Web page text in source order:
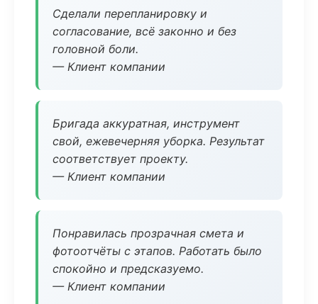
Сделали перепланировку и
согласование, всё законно и без
головной боли.
— Клиент компании
Бригада аккуратная, инструмент
свой, ежевечерняя уборка. Результат
соответствует проекту.
— Клиент компании
Понравилась прозрачная смета и
фотоотчёты с этапов. Работать было
спокойно и предсказуемо.
— Клиент компании